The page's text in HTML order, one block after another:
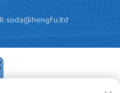
soda@hengfu.ltd